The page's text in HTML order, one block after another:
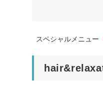
スペシャルメニュー